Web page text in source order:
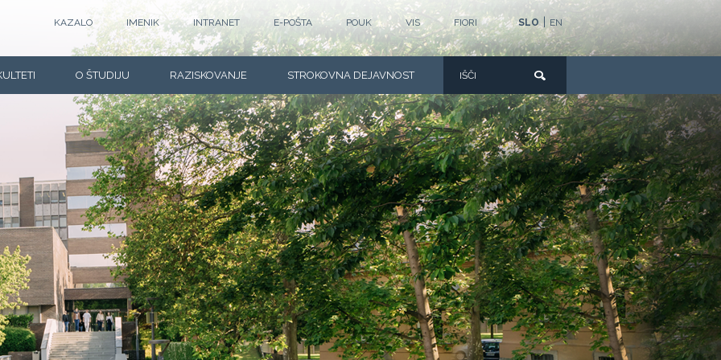
SLO EN
KAZALO IMENIK INTRANET E-POŠTA POUK VIS FIORI
O ŠTUDIJU RAZISKOVANJE STROKOVNA DEJAVNOST